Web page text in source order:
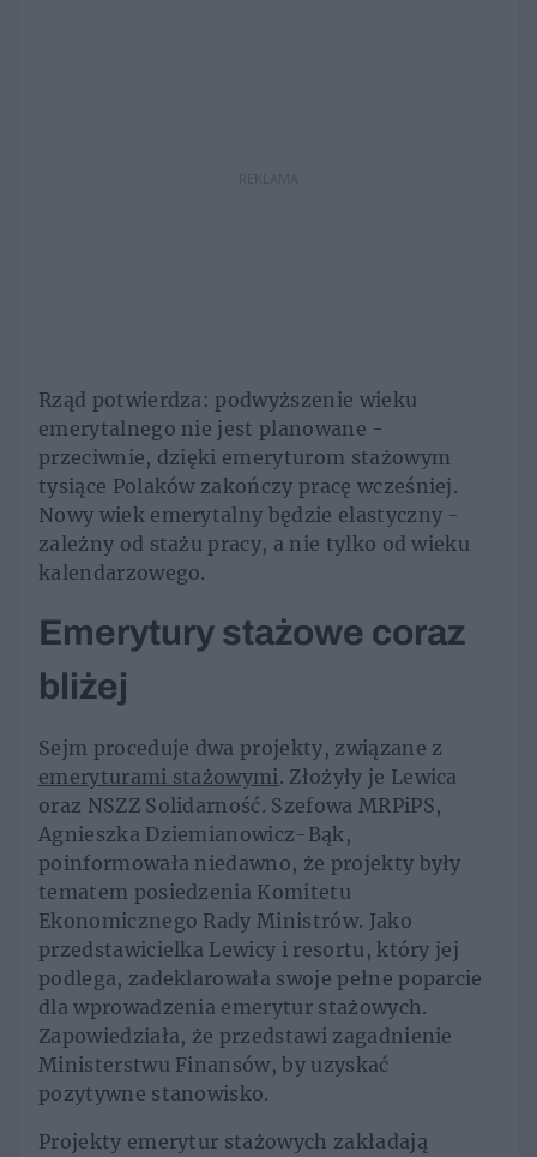
REKLAMA
Rząd potwierdza: podwyższenie wieku
emerytalnego nie jest planowane -
przeciwnie, dzięki emeryturom stażowym
tysiące Polaków zakończy pracę wcześniej.
Nowy wiek emerytalny będzie elastyczny -
zależny od stażu pracy, a nie tylko od wieku
kalendarzowego.
Emerytury stażowe coraz
bliżej
Sejm proceduje dwa projekty, związane z
emeryturami stażowymi. Złożyły je Lewica
oraz NSZZ Solidarność. Szefowa MRPiPS,
Agnieszka Dziemianowicz-Bąk,
poinformowała niedawno, że projekty były
tematem posiedzenia Komitetu
Ekonomicznego Rady Ministrów. Jako
przedstawicielka Lewicy i resortu, który jej
podlega, zadeklarowała swoje pełne poparcie
dla wprowadzenia emerytur stażowych.
Zapowiedziała, że przedstawi zagadnienie
Ministerstwu Finansów, by uzyskać
pozytywne stanowisko.
Projekty emerytur stażowych zakładają